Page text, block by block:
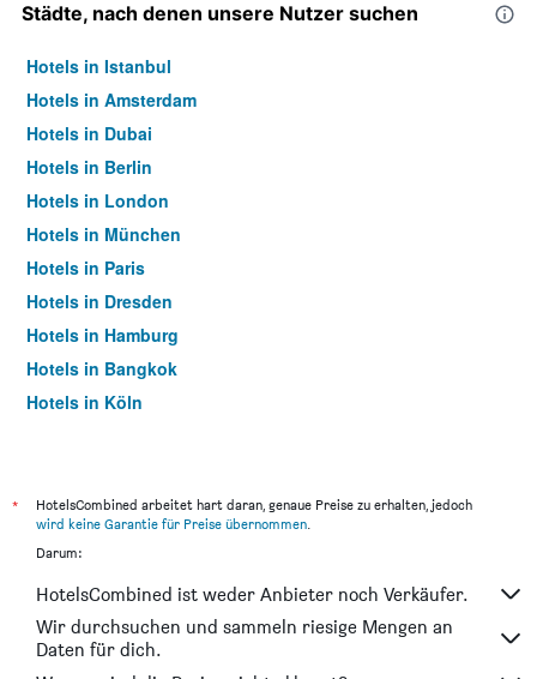
Städte, nach denen unsere Nutzer suchen
Hotels in Istanbul
Hotels in Amsterdam
Hotels in Dubai
Hotels in Berlin
Hotels in London
Hotels in München
Hotels in Paris
Hotels in Dresden
Hotels in Hamburg
Hotels in Bangkok
Hotels in Köln
*
HotelsCombined arbeitet hart daran, genaue Preise zu erhalten, jedoch
wird keine Garantie für Preise übernommen.
Darum:
HotelsCombined ist weder Anbieter noch Verkäufer.
Wir durchsuchen und sammeln riesige Mengen an
Daten für dich.